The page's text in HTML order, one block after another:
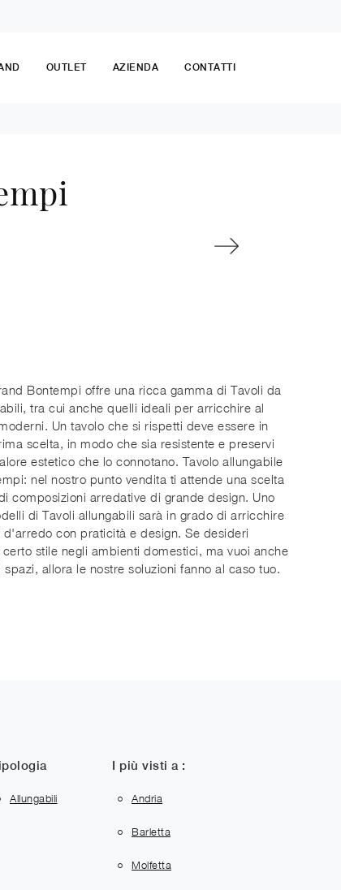
OUTLET AZIENDA CONTATTI
Bontempi offre una ricca gamma di Tavoli da
tra cui anche quelli ideali per arricchire al
Un tavolo che si rispetti deve essere in
scelta, in modo che sia resistente e preservi
estetico che lo connotano. Tavolo allungabile
nel nostro punto vendita ti attende una scelta
composizioni arredative di grande design. Uno
di Tavoli allungabili sarà in grado di arricchire
con praticità e design. Se desideri
stile negli ambienti domestici, ma vuoi anche
spazi, allora le nostre soluzioni fanno al caso tuo.
Allungabili
I più visti a :
Andria
Barletta
Molfetta